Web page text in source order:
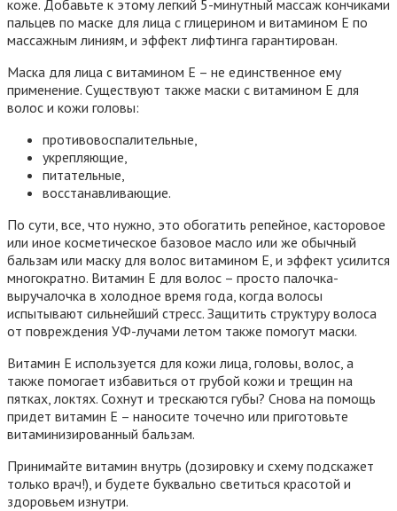
коже. Добавьте к этому легкий 5-минутный массаж кончиками
пальцев по маске для лица с глицерином и витамином Е по
массажным линиям, и эффект лифтинга гарантирован.
Маска для лица с витамином Е – не единственное ему
применение. Существуют также маски с витамином Е для
волос и кожи головы:
противовоспалительные,
укрепляющие,
питательные,
восстанавливающие.
По сути, все, что нужно, это обогатить репейное, касторовое
или иное косметическое базовое масло или же обычный
бальзам или маску для волос витамином Е, и эффект усилится
многократно. Витамин Е для волос – просто палочка-
выручалочка в холодное время года, когда волосы
испытывают сильнейший стресс. Защитить структуру волоса
от повреждения УФ-лучами летом также помогут маски.
Витамин Е используется для кожи лица, головы, волос, а
также помогает избавиться от грубой кожи и трещин на
пятках, локтях. Сохнут и трескаются губы? Снова на помощь
придет витамин Е – наносите точечно или приготовьте
витаминизированный бальзам.
Принимайте витамин внутрь (дозировку и схему подскажет
только врач!), и будете буквально светиться красотой и
здоровьем изнутри.